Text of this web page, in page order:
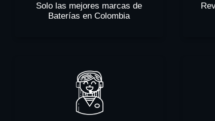
Solo las mejores marcas de
Baterías en Colombia